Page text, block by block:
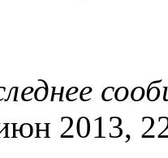
2013,